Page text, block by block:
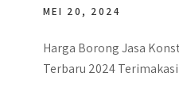
MEI 20, 2024
Harga Borong Jasa
Terbaru 2024